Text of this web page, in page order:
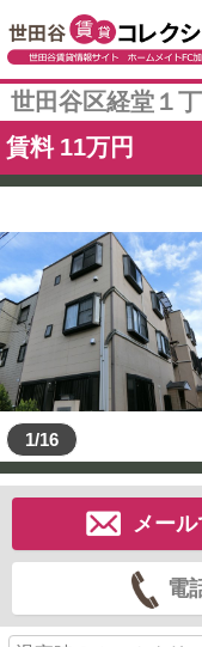
世田谷区経堂１
賃料 11万円
1/16
メー
電